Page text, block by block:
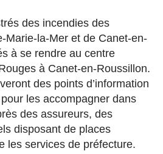
des incendies des
Marie-la-Mer et de Canet-en-
à se rendre au centre
à Canet-en-Roussillon.
des points d’information
les accompagner dans
des assureurs, des
disposant de places
les services de préfecture.